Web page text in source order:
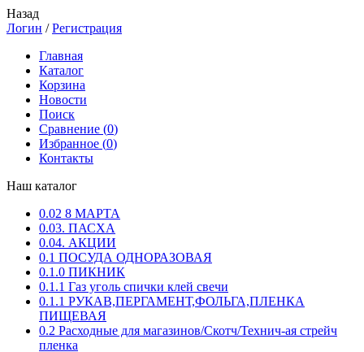
Назад
Логин /Регистрация
Главная
Каталог
Корзина
Новости
Поиск
Сравнение (0)
Избранное (0)
Контакты
Наш каталог
0.02 8 МАРТА
0.03. ПАСХА
0.04. АКЦИИ
0.1 ПОСУДА ОДНОРАЗОВАЯ
0.1.0 ПИКНИК
0.1.1 Газ уголь спички клей свечи
0.1.1 РУКАВ,ПЕРГАМЕНТ,ФОЛЬГА,ПЛЕНКА
ПИЩЕВАЯ
0.2 Расходные для магазинов/Скотч/Технич-ая стрейч
пленка